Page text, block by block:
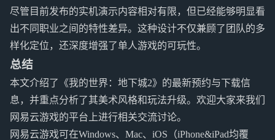
尽管目前发布的实机演示内容相对有限，但已经能够明显看
出不同职业之间的特性差异。这种设计不仅兼顾了团队的多
样化定位，还深度增强了单人游戏的可玩性。
总结
本文介绍了《我的世界：地下城2》的最新预约与下载信
息，并重点分析了其美术风格和玩法升级。欢迎大家来我们
网易云游戏的平台上进行相关交流讨论。
网易云游戏可在Windows、Mac、iOS（iPhone&iPad均覆